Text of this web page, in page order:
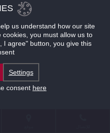
us understand how our site
you must allow us to
I agree" button, you give this
Settings
consent here